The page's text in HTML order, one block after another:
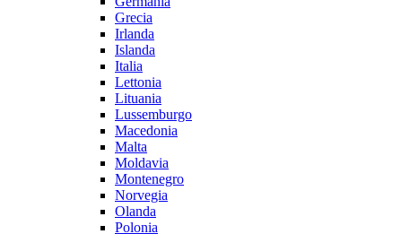
Grecia
Irlanda
Islanda
Italia
Lettonia
Lituania
Lussemburgo
Macedonia
Malta
Moldavia
Montenegro
Norvegia
Olanda
Polonia